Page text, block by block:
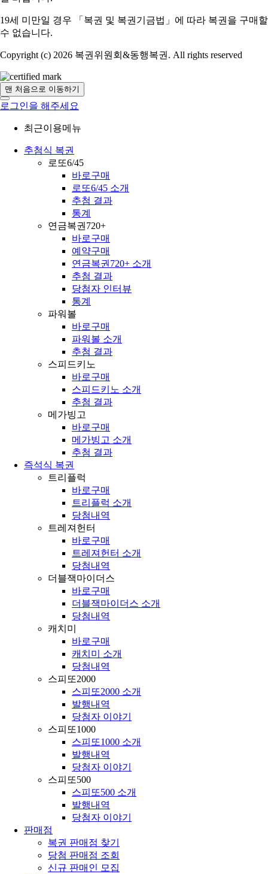
19세 미만일 경우 「복권 및 복권기금법」에 따라 복권을 구매할
수 없습니다.
Copyright (c) 2026 복권위원회&동행복권. All rights reserved
맨 처음으로 이동하기
로그인을 해주세요
최근이용메뉴
추첨식 복권
로또6/45
바로구매
로또6/45 소개
추첨 결과
통계
연금복권720+
바로구매
예약구매
연금복권720+ 소개
추첨 결과
당첨자 인터뷰
통계
파워볼
바로구매
파워볼 소개
추첨 결과
스피드키노
바로구매
스피드키노 소개
추첨 결과
메가빙고
바로구매
메가빙고 소개
추첨 결과
즉석식 복권
트리플럭
바로구매
트리플럭 소개
당첨내역
트레져헌터
바로구매
트레져헌터 소개
당첨내역
더블잭마이더스
바로구매
더블잭마이더스 소개
당첨내역
캐치미
바로구매
캐치미 소개
당첨내역
스피또2000
스피또2000 소개
발행내역
당첨자 이야기
스피또1000
스피또1000 소개
발행내역
당첨자 이야기
스피또500
스피또500 소개
발행내역
당첨자 이야기
판매점
복권 판매점 찾기
당첨 판매점 조회
신규 판매인 모집